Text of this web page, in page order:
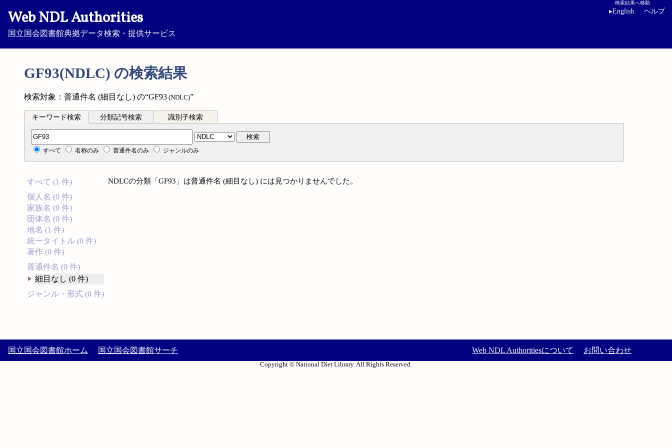
Web NDL Authorities
国立国会図書館典拠データ検索・提供サービス
検索結果へ移動
▸English ヘルプ
GF93(NDLC) の検索結果
検索対象：普通件名 (細目なし) の“GF93 (NDLC)”
キーワード検索 分類記号検索 識別子検索
分類記号検索 検索
すべて 名称のみ 普通件名のみ ジャンルのみ
すべて (1 件)
個人名 (0 件)
家族名 (0 件)
団体名 (0 件)
地名 (1 件)
統一タイトル (0 件)
著作 (0 件)
普通件名 (0 件)
細目なし (0 件)
ジャンル・形式 (0 件)
NDLCの分類「GF93」は普通件名 (細目なし) には見つかりませんでした。
国立国会図書館ホーム 国立国会図書館サーチ Web NDL Authoritiesについて お問い合わせ
Copyright © National Diet Library. All Rights Reserved.